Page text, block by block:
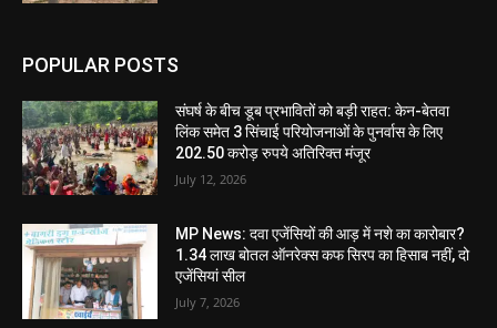
POPULAR POSTS
संघर्ष के बीच डूब प्रभावितों को बड़ी राहत: केन-बेतवा
लिंक समेत 3 सिंचाई परियोजनाओं के पुनर्वास के लिए
202.50 करोड़ रुपये अतिरिक्त मंजूर
July 12, 2026
MP News: दवा एजेंसियों की आड़ में नशे का कारोबार?
1.34 लाख बोतल ऑनरेक्स कफ सिरप का हिसाब नहीं, दो
एजेंसियां सील
July 7, 2026